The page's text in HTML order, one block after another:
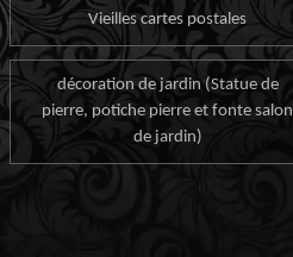
Vieilles cartes postales
décoration de jardin (Statue de
pierre, potiche pierre et fonte salon
de jardin)